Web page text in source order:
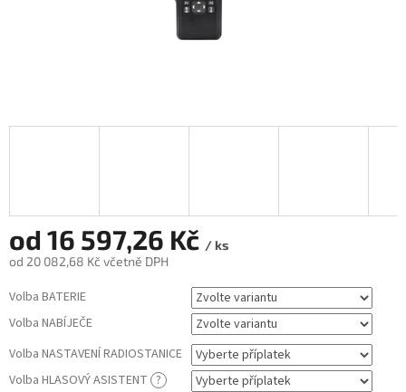
od 16 597,26 Kč / ks
od 20 082,68 Kč včetně DPH
cena:
Volba BATERIE
Volba NABÍJEČE
Volba NASTAVENÍ RADIOSTANICE
Volba HLASOVÝ ASISTENT ?